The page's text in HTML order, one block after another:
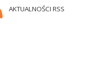
AKTUALNOŚCI RSS